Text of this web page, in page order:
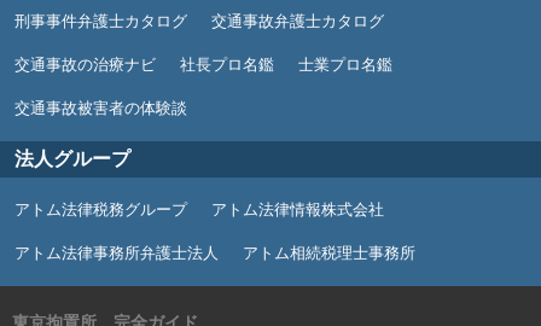
刑事事件弁護士カタログ 交通事故弁護士カタログ
交通事故の治療ナビ 社長プロ名鑑 士業プロ名鑑
交通事故被害者の体験談
法人グループ
アトム法律税務グループ アトム法律情報株式会社
アトム法律事務所弁護士法人 アトム相続税理士事務所